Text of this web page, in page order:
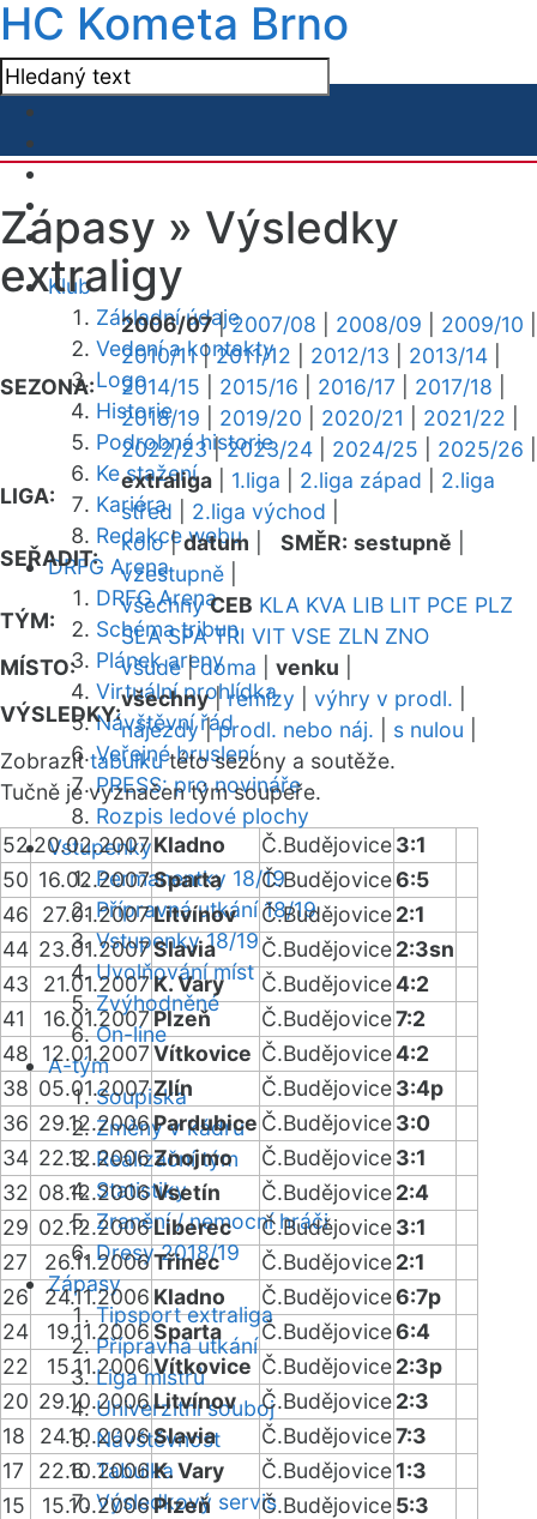
HC Kometa Brno
Klub
Základní údaje
Vedení a kontakty
Logo
Historie
Podrobná historie
Ke stažení
Kariéra
Redakce webu
DRFG Arena
DRFG Arena
Schéma tribun
Plánek areny
Virtuální prohlídka
Návštěvní řád
Veřejné bruslení
PRESS: pro novináře
Rozpis ledové plochy
Vstupenky
Permanentky 18/19
Přípravná utkání 18/19
Vstupenky 18/19
Uvolňování míst
Zvýhodněné
On-line
A-tým
Soupiska
Změny v kádru
Realizační tým
Statistiky
Zranění / nemocní hráči
Dresy 2018/19
Zápasy
Tipsport extraliga
Přípravná utkání
Liga mistrů
Univerzitní souboj
Návštěvnost
Tabulka
Výsledkový servis
Zápasy » Výsledky
extraligy
SEZONA:
2006/07|2007/08 2008/09 2009/10
2010/11|2011/12 2012/13 2013/14
2014/15
2015/16 2016/17 2017/18
2018/19
2019/20 2020/21 2021/22
2022/23|2023/24 2024/25 2025/26
LIGA:
extraliga 1.liga 2.liga západ
2.liga
střed
2.liga východ
SEŘADIT:
kolo|datum SMĚR: sestupně
vzestupně
TÝM:
všechny CEB KLA KVA LIB LIT PCE PLZ
SLA SPA TRI VIT VSE ZLN ZNO
MÍSTO:
všude|doma venku
VÝSLEDKY:
všechny|remízy výhry v prodl.
nájezdy|prodl. nebo náj. s nulou
Zobrazittabulkutéto sezóny a soutěže.
Tučně je vyznačen tým soupeře.
52 20.02.2007Kladno Č.Budějovice3:1
50 16.02.2007Sparta Č.Budějovice6:5
46
27.01.2007Litvínov Č.Budějovice2:1
44 23.01.2007Slavia Č.Budějovice2:3sn
43
21.01.2007 K. Vary Č.Budějovice4:2
41
16.01.2007Plzeň Č.Budějovice7:2
48
12.01.2007Vítkovice Č.Budějovice4:2
38 05.01.2007Zlín Č.Budějovice3:4p
36 29.12.2006Pardubice Č.Budějovice3:0
34 22.12.2006Znojmo Č.Budějovice3:1
32 08.12.2006Vsetín Č.Budějovice2:4
29 02.12.2006Liberec Č.Budějovice3:1
27
26.11.2006Třinec Č.Budějovice2:1
26
24.11.2006 Kladno Č.Budějovice6:7p
24
19.11.2006Sparta Č.Budějovice6:4
22
15.11.2006Vítkovice Č.Budějovice2:3p
20 29.10.2006Litvínov Č.Budějovice2:3
18
24.10.2006Slavia Č.Budějovice7:3
17
22.10.2006K. Vary Č.Budějovice1:3
15
15.10.2006Plzeň Č.Budějovice5:3